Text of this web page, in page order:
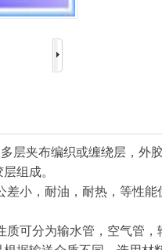
夹布编织或缠绕层，外
组成。
，耐油，耐热，等性能
可分为输水管，空气管，